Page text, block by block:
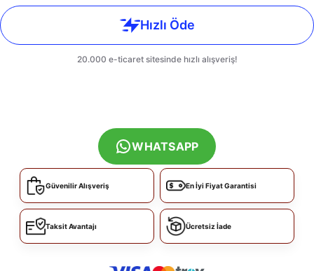
WHATSAPP
Güvenilir Alışveriş En İyi Fiyat Garantisi
Taksit Avantajı Ücretsiz İade